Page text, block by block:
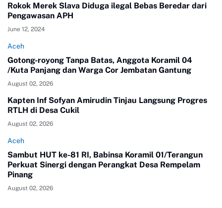
Rokok Merek Slava Diduga ilegal Bebas Beredar dari
Pengawasan APH
June 12, 2024
Aceh
Gotong-royong Tanpa Batas, Anggota Koramil 04
/Kuta Panjang dan Warga Cor Jembatan Gantung
August 02, 2026
Kapten Inf Sofyan Amirudin Tinjau Langsung Progres
RTLH di Desa Cukil
August 02, 2026
Aceh
Sambut HUT ke-81 RI, Babinsa Koramil 01/Terangun
Perkuat Sinergi dengan Perangkat Desa Rempelam
Pinang
August 02, 2026